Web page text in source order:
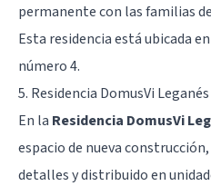
permanente con las familias
Esta residencia está ubicada
número 4.
5. Residencia DomusVi Leganés
En la Residencia DomusVi
espacio de nueva
detalles y distribuido en